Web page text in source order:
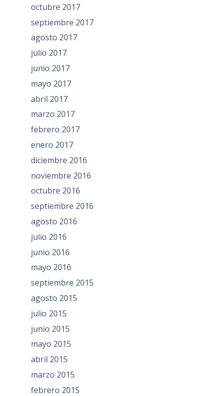
octubre 2017
septiembre 2017
agosto 2017
julio 2017
junio 2017
mayo 2017
abril 2017
marzo 2017
febrero 2017
enero 2017
diciembre 2016
noviembre 2016
octubre 2016
septiembre 2016
agosto 2016
julio 2016
junio 2016
mayo 2016
septiembre 2015
agosto 2015
julio 2015
junio 2015
mayo 2015
abril 2015
marzo 2015
febrero 2015